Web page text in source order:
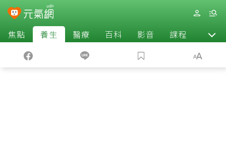
焦點 養生 醫療 百科 影音 課程 退休